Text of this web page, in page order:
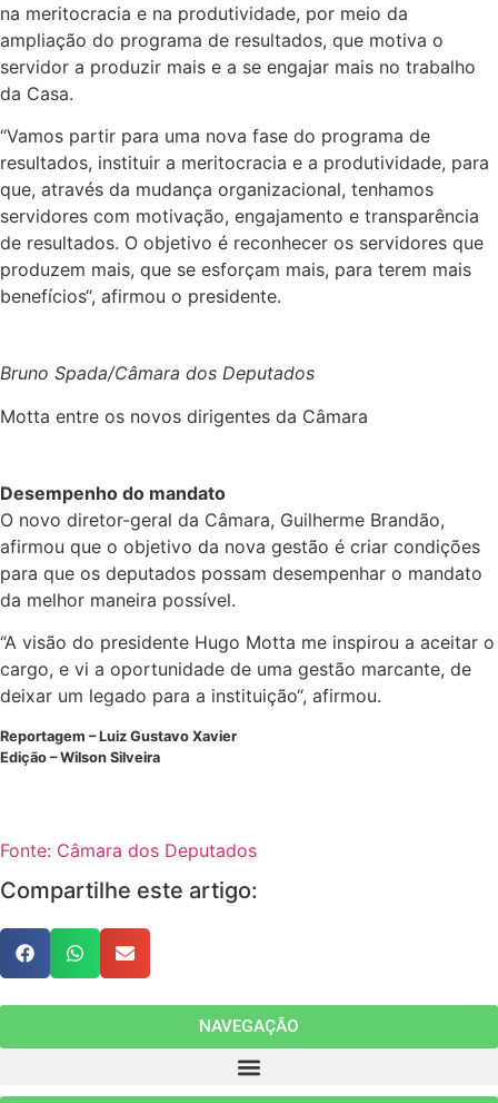
na meritocracia e na produtividade, por meio da
ampliação do programa de resultados, que motiva o
servidor a produzir mais e a se engajar mais no trabalho
da Casa.
“Vamos partir para uma nova fase do programa de
resultados, instituir a meritocracia e a produtividade, para
que, através da mudança organizacional, tenhamos
servidores com motivação, engajamento e transparência
de resultados. O objetivo é reconhecer os servidores que
produzem mais, que se esforçam mais, para terem mais
benefícios“, afirmou o presidente.
Bruno Spada/Câmara dos Deputados
Motta entre os novos dirigentes da Câmara
Desempenho do mandato
O novo diretor-geral da Câmara, Guilherme Brandão,
afirmou que o objetivo da nova gestão é criar condições
para que os deputados possam desempenhar o mandato
da melhor maneira possível.
“A visão do presidente Hugo Motta me inspirou a aceitar o
cargo, e vi a oportunidade de uma gestão marcante, de
deixar um legado para a instituição“, afirmou.
Reportagem – Luiz Gustavo Xavier
Edição – Wilson Silveira
Fonte: Câmara dos Deputados
Compartilhe este artigo:
NAVEGAÇÃO